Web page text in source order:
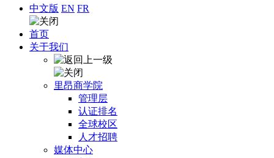
中文版 EN FR
首页
关于我们
里昂商学院
管理层
认证排名
全球校区
人才招聘
媒体中心